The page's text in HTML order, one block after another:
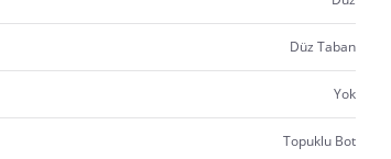
Düz Taban
Yok
Topuklu Bot